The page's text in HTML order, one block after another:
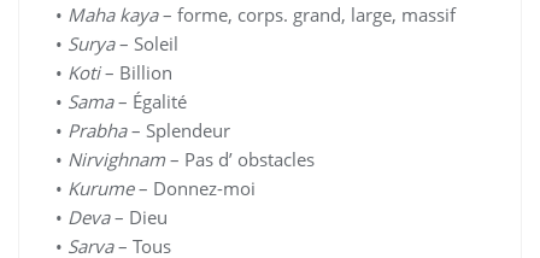
• Maha kaya– forme, corps. grand, large, massif
• Surya– Soleil
• Koti– Billion
• Sama– Égalité
• Prabha– Splendeur
• Nirvighnam– Pas d’ obstacles
• Kurume– Donnez-moi
• Deva– Dieu
• Sarva– Tous